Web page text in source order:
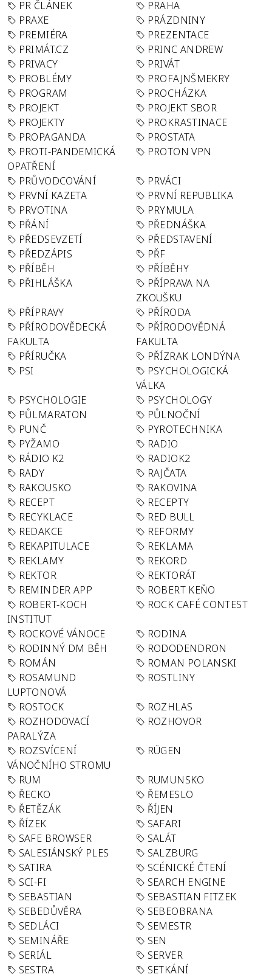
PR ČLÁNEK
PRAHA
PRAXE
PRÁZDNINY
PREMIÉRA
PREZENTACE
PRIMÁT.CZ
PRINC ANDREW
PRIVACY
PRIVÁT
PROBLÉMY
PROFAJNŠMEKRY
PROGRAM
PROCHÁZKA
PROJEKT
PROJEKT SBOR
PROJEKTY
PROKRASTINACE
PROPAGANDA
PROSTATA
PROTI-PANDEMICKÁ
OPATŘENÍ
PROTON VPN
PRŮVODCOVÁNÍ
PRVÁCI
PRVNÍ KAZETA
PRVNÍ REPUBLIKA
PRVOTINA
PRYMULA
PŘÁNÍ
PŘEDNÁŠKA
PŘEDSEVZETÍ
PŘEDSTAVENÍ
PŘEDZÁPIS
PŘF
PŘÍBĚH
PŘÍBĚHY
PŘIHLÁŠKA
PŘÍPRAVA NA
ZKOUŠKU
PŘÍPRAVY
PŘÍRODA
PŘÍRODOVĚDECKÁ
FAKULTA
PŘÍRODOVĚDNÁ
FAKULTA
PŘÍRUČKA
PŘÍZRAK LONDÝNA
PSI
PSYCHOLOGICKÁ
VÁLKA
PSYCHOLOGIE
PSYCHOLOGY
PŮLMARATON
PŮLNOČNÍ
PUNČ
PYROTECHNIKA
PYŽAMO
RADIO
RÁDIO K2
RADIOK2
RADY
RAJČATA
RAKOUSKO
RAKOVINA
RECEPT
RECEPTY
RECYKLACE
RED BULL
REDAKCE
REFORMY
REKAPITULACE
REKLAMA
REKLAMY
REKORD
REKTOR
REKTORÁT
REMINDER APP
ROBERT KEŇO
ROBERT-KOCH
INSTITUT
ROCK CAFÉ CONTEST
ROCKOVÉ VÁNOCE
RODINA
RODINNÝ DM BĚH
RODODENDRON
ROMÁN
ROMAN POLANSKI
ROSAMUND
LUPTONOVÁ
ROSTLINY
ROSTOCK
ROZHLAS
ROZHODOVACÍ
PARALÝZA
ROZHOVOR
ROZSVÍCENÍ
VÁNOČNÍHO STROMU
RÜGEN
RUM
RUMUNSKO
ŘECKO
ŘEMESLO
ŘETĚZÁK
ŘÍJEN
ŘÍZEK
SAFARI
SAFE BROWSER
SALÁT
SALESIÁNSKÝ PLES
SALZBURG
SATIRA
SCÉNICKÉ ČTENÍ
SCI-FI
SEARCH ENGINE
SEBASTIAN
SEBASTIAN FITZEK
SEBEDŮVĚRA
SEBEOBRANA
SEDLÁCI
SEMESTR
SEMINÁŘE
SEN
SERIÁL
SERVER
SESTRA
SETKÁNÍ